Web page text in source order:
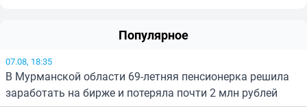
Популярное
07.08, 18:35
В Мурманской области 69-летняя пенсионерка решила
заработать на бирже и потеряла почти 2 млн рублей